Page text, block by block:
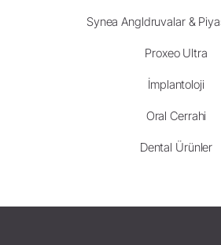
Synea Angldruvalar &
Proxeo Ultra
İmplantoloji
Oral Cerrahi
Dental Ürünler